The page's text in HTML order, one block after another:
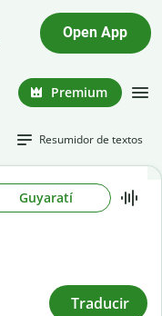
Open App
Premium
Resumidor de textos
Guyaratí
Traducir